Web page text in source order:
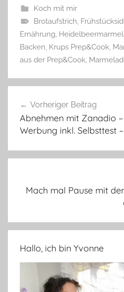
Koch mit mir
Brotaufstrich,
Ernährung,
Backen, Krups Prep&Cook,
aus der Prep&Cook,
Vorheriger Beitrag
Abnehmen mit Zanadio
Werbung inkl. Selbsttest –
Mach mal Pause mit
Hallo, ich bin Yvonne